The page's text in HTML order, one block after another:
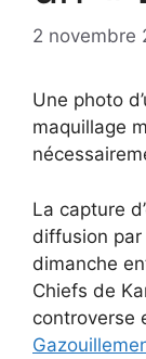
2 novembre
Une photo
maquillage
La capture
diffusion
dimanche
Chiefs de
controverse